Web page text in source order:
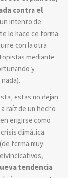
contra el
intento de
lo hace de forma
con la otra
mediante
y
estas no dejan
raíz de un hecho
erigirse como
climática.
forma muy
tendencia